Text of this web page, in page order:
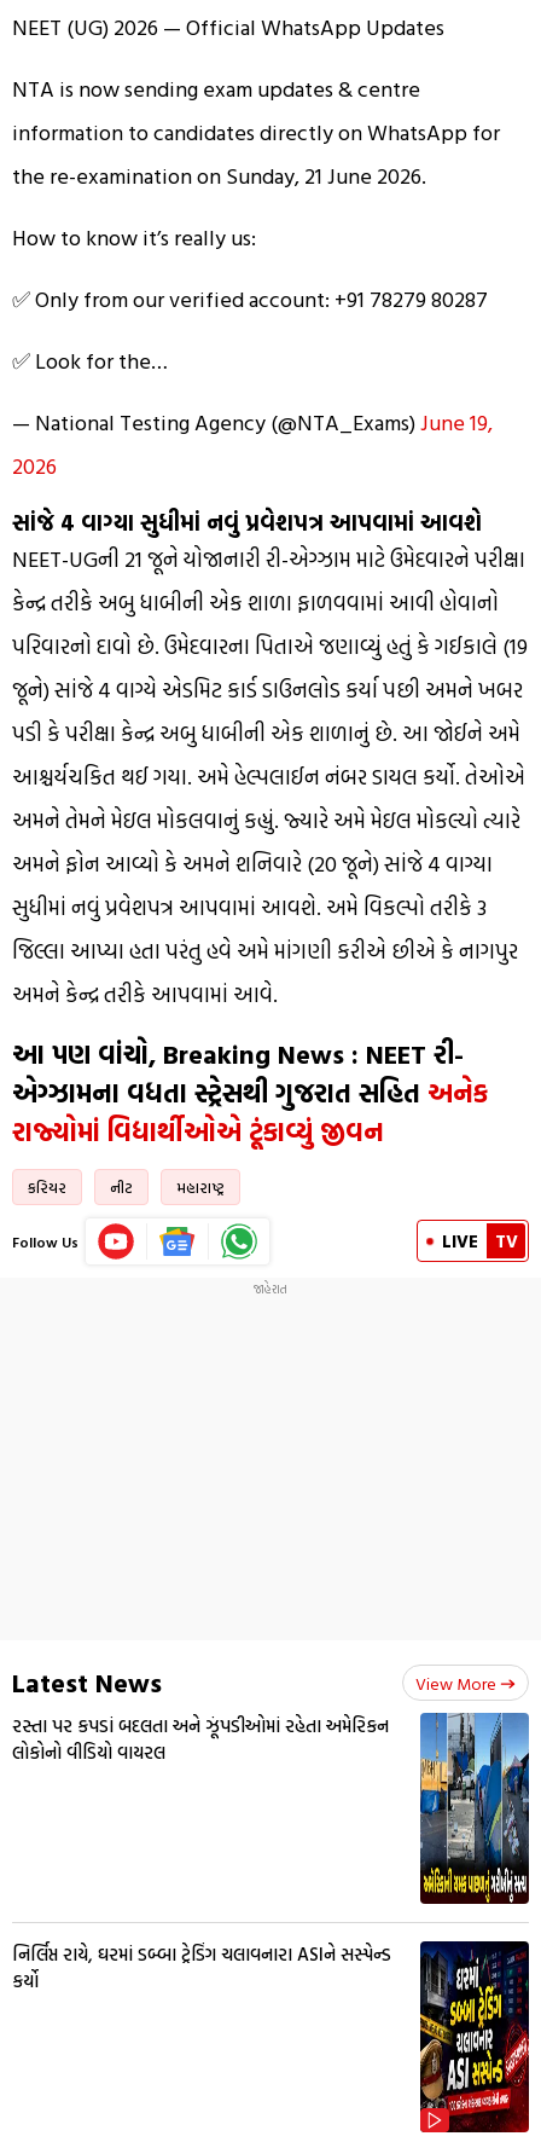
NEET (UG) 2026 — Official WhatsApp Updates
NTA is now sending exam updates & centre
information to candidates directly on WhatsApp for
the re-examination on Sunday, 21 June 2026.
How to know it’s really us:
✅ Only from our verified account: +91 78279 80287
✅ Look for the…
— National Testing Agency (@NTA_Exams)June 19,
2026
સાંજે 4 વાગ્યા સુધીમાં નવું પ્રવેશપત્ર આપવામાં આવશે
NEET-UGની 21 જૂને યોજાનારી રી-એગ્ઝામ માટે ઉમેદવારને પરીક્ષા
કેન્દ્ર તરીકે અબુ ધાબીની એક શાળા ફાળવવામાં આવી હોવાનો
પરિવારનો દાવો છે. ઉમેદવારના પિતાએ જણાવ્યું હતું કે ગઈકાલે (19
જૂને) સાંજે 4 વાગ્યે એડમિટ કાર્ડ ડાઉનલોડ કર્યા પછી અમને ખબર
પડી કે પરીક્ષા કેન્દ્ર અબુ ધાબીની એક શાળાનું છે. આ જોઈને અમે
આશ્ચર્યચકિત થઈ ગયા. અમે હેલ્પલાઈન નંબર ડાયલ કર્યો. તેઓએ
અમને તેમને મેઇલ મોકલવાનું કહ્યું. જ્યારે અમે મેઇલ મોકલ્યો ત્યારે
અમને ફોન આવ્યો કે અમને શનિવારે (20 જૂને) સાંજે 4 વાગ્યા
સુધીમાં નવું પ્રવેશપત્ર આપવામાં આવશે. અમે વિકલ્પો તરીકે 3
જિલ્લા આપ્યા હતા પરંતુ હવે અમે માંગણી કરીએ છીએ કે નાગપુર
અમને કેન્દ્ર તરીકે આપવામાં આવે.
આ પણ વાંચો, Breaking News : NEET રી-
એગ્ઝામના વધતા સ્ટ્રેસથી ગુજરાત સહિત અનેક
રાજ્યોમાં વિદ્યાર્થીઓએ ટૂંકાવ્યું જીવન
કરિયર નીટ મહારાષ્ટ્ર
Follow Us LIVE TV
Latest News View More
રસ્તા પર કપડાં બદલતા અને ઝૂંપડીઓમાં રહેતા અમેરિકન
લોકોનો વીડિયો વાયરલ
નિર્લિપ્ત રાયે, ઘરમાં ડબ્બા ટ્રેડિંગ ચલાવનારા ASIને સસ્પેન્ડ
કર્યો